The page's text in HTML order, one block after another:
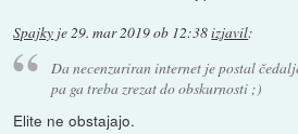
Spajky je29. mar 2019 ob 12:38izjavil:
Da necenzuriran internet je postal
pa ga treba zrezat do obskurnosti ;)
Elite ne obstajajo.